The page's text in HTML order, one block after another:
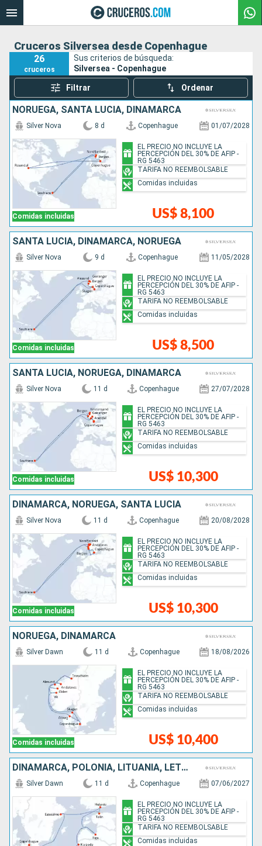
Cruceros Silversea desde Copenhague
26
cruceros
Sus criterios de búsqueda:
Silversea - Copenhague
Filtrar Ordenar
NORUEGA, SANTA LUCIA, DINAMARCA
Comidas incluidas
Silver Nova 8 d Copenhague 01/07/2028
US$ 8,100
EL PRECIO NO INCLUYE LA
PERCEPCIÓN DEL 30% DE AFIP -
RG 5463
TARIFA NO REEMBOLSABLE
Comidas incluidas
SANTA LUCIA, DINAMARCA, NORUEGA
Comidas incluidas
Silver Nova 9 d Copenhague 11/05/2028
US$ 8,500
EL PRECIO NO INCLUYE LA
PERCEPCIÓN DEL 30% DE AFIP -
RG 5463
TARIFA NO REEMBOLSABLE
Comidas incluidas
SANTA LUCIA, NORUEGA, DINAMARCA
Comidas incluidas
Silver Nova 11 d Copenhague 27/07/2028
US$ 10,300
EL PRECIO NO INCLUYE LA
PERCEPCIÓN DEL 30% DE AFIP -
RG 5463
TARIFA NO REEMBOLSABLE
Comidas incluidas
DINAMARCA, NORUEGA, SANTA LUCIA
Comidas incluidas
Silver Nova 11 d Copenhague 20/08/2028
US$ 10,300
EL PRECIO NO INCLUYE LA
PERCEPCIÓN DEL 30% DE AFIP -
RG 5463
TARIFA NO REEMBOLSABLE
Comidas incluidas
NORUEGA, DINAMARCA
Comidas incluidas
Silver Dawn 11 d Copenhague 18/08/2026
US$ 10,400
EL PRECIO NO INCLUYE LA
PERCEPCIÓN DEL 30% DE AFIP -
RG 5463
TARIFA NO REEMBOLSABLE
Comidas incluidas
DINAMARCA, POLONIA, LITUANIA, LETONIA, FINLANDIA, ESTONIA, SUECIA
Silver Dawn 11 d Copenhague 07/06/2027
EL PRECIO NO INCLUYE LA
PERCEPCIÓN DEL 30% DE AFIP -
RG 5463
TARIFA NO REEMBOLSABLE
Comidas incluidas